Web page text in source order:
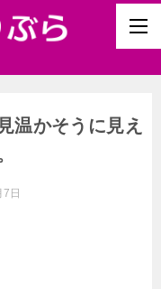
温かそうに見え
日